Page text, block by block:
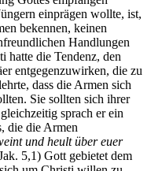
einprägen wollte, ist,
bekennen, keinen
Handlungen
hatte die Tendenz, den
entgegenzuwirken, die zu
dass die Armen sich
Sie sollten sich ihrer
sprach er ein
die die Armen
und heult über euer
5,1) Gott gebietet dem